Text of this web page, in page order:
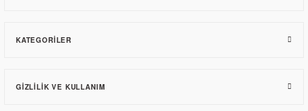
KATEGORILER
GIZLILIK VE KULLANIM